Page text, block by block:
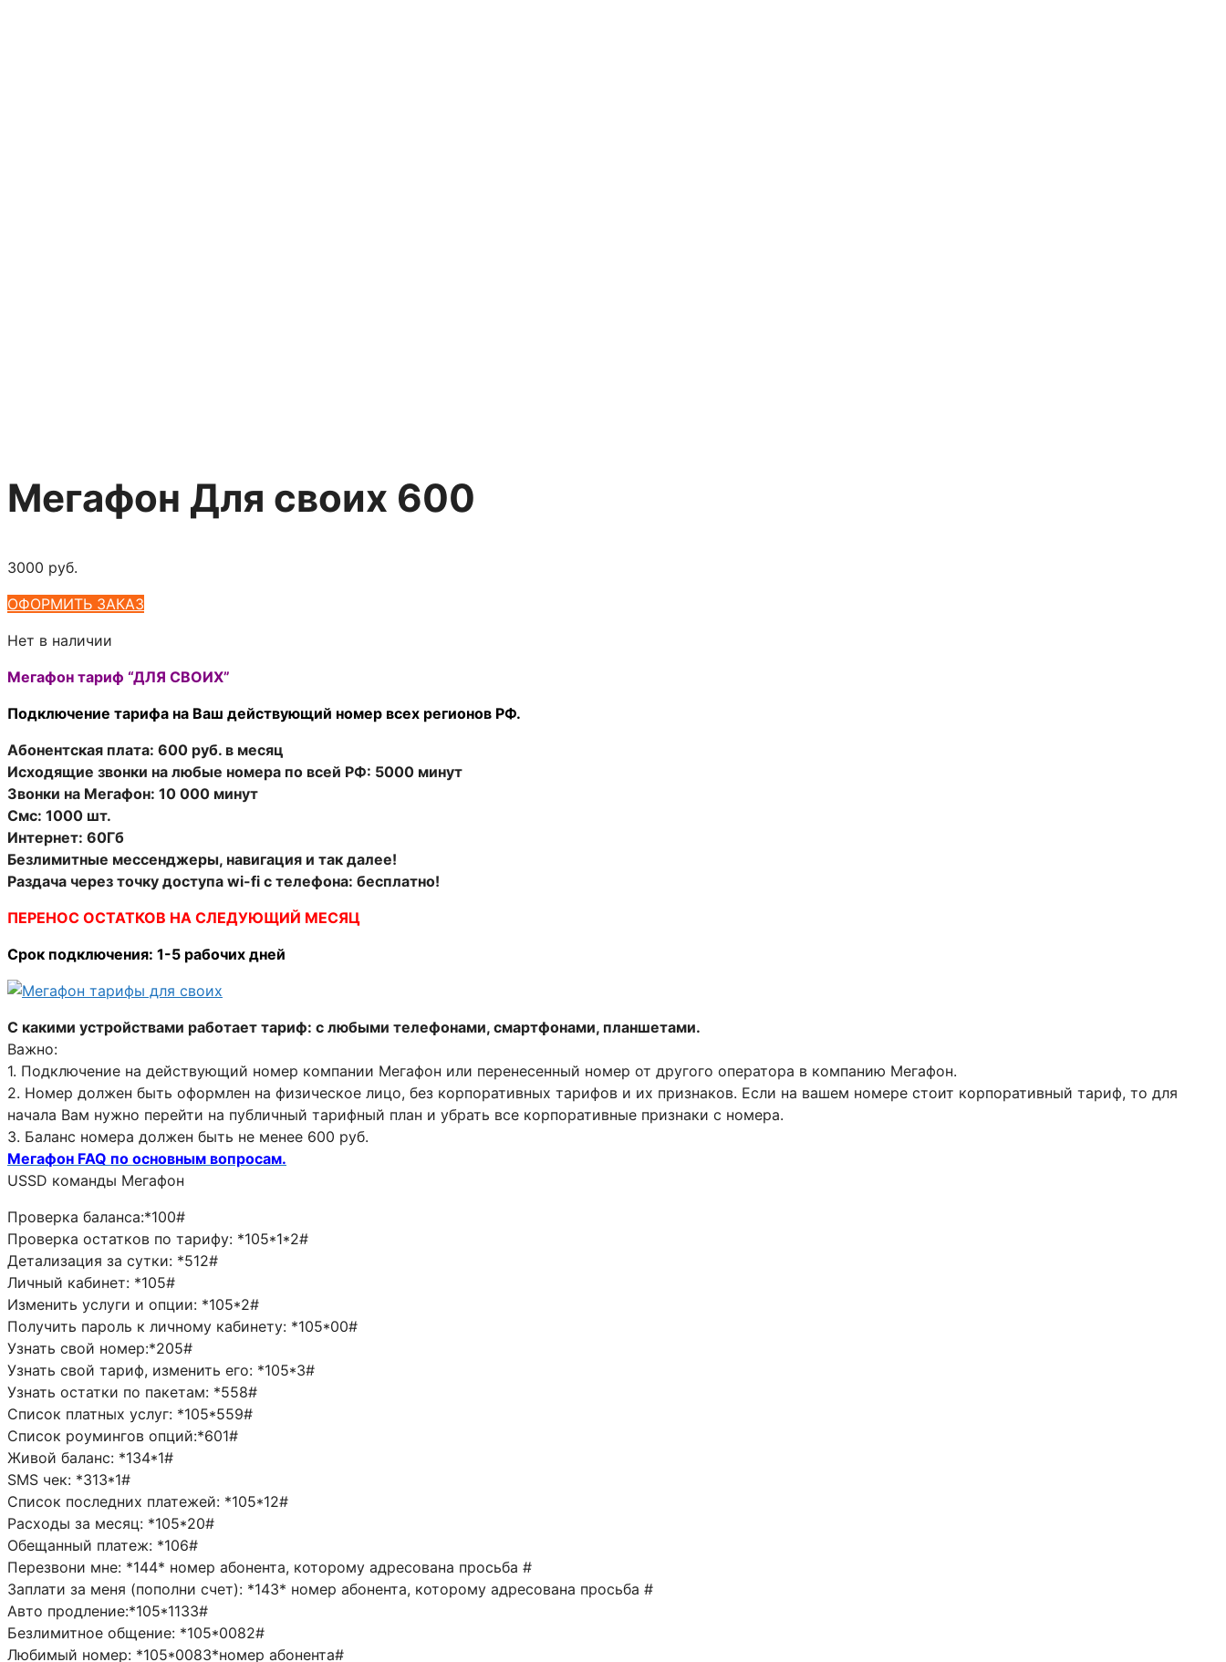
Мегафон Для своих 600
3000 руб.
ОФОРМИТЬ ЗАКАЗ
Нет в наличии
Мегафон тариф “ДЛЯ СВОИХ”
Подключение тарифа на Ваш действующий номер всех регионов РФ.
Абонентская плата: 600 руб. в месяц
Исходящие звонки на любые номера по всей РФ: 5000 минут
Звонки на Мегафон: 10 000 минут
Смс: 1000 шт.
Интернет: 60Гб
Безлимитные мессенджеры, навигация и так далее!
Раздача через точку доступа wi-fi с телефона: бесплатно!
ПЕРЕНОС ОСТАТКОВ НА СЛЕДУЮЩИЙ МЕСЯЦ
Срок подключения: 1-5 рабочих дней
С какими устройствами работает тариф: с любыми телефонами, смартфонами, планшетами.
Важно:
1. Подключение на действующий номер компании Мегафон или перенесенный номер от другого оператора в компанию Мегафон.
2. Номер должен быть оформлен на физическое лицо, без корпоративных тарифов и их признаков. Если на вашем номере стоит корпоративный тариф, то для
начала Вам нужно перейти на публичный тарифный план и убрать все корпоративные признаки с номера.
3. Баланс номера должен быть не менее 600 руб.
Мегафон FAQ по основным вопросам.
USSD команды Мегафон
Проверка баланса:*100#
Проверка остатков по тарифу: *105*1*2#
Детализация за сутки: *512#
Личный кабинет: *105#
Изменить услуги и опции: *105*2#
Получить пароль к личному кабинету: *105*00#
Узнать свой номер:*205#
Узнать свой тариф, изменить его: *105*3#
Узнать остатки по пакетам: *558#
Список платных услуг: *105*559#
Список роумингов опций:*601#
Живой баланс: *134*1#
SMS чек: *313*1#
Список последних платежей: *105*12#
Расходы за месяц: *105*20#
Обещанный платеж: *106#
Перезвони мне: *144* номер абонента, которому адресована просьба #
Заплати за меня (пополни счет): *143* номер абонента, которому адресована просьба #
Авто продление:*105*1133#
Безлимитное общение: *105*0082#
Любимый номер: *105*0083*номер абонента#